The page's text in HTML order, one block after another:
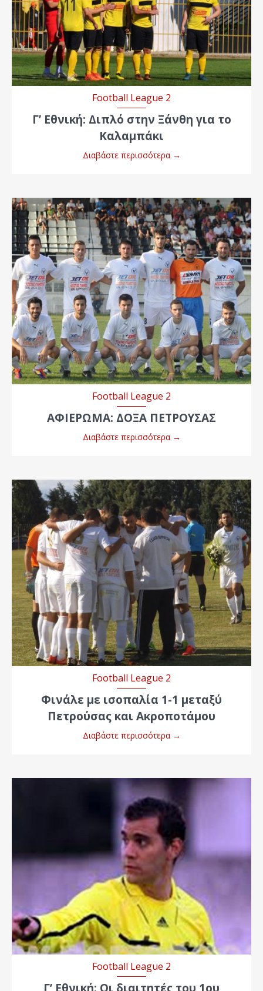
Football League 2
Γ’ Εθνική: Διπλό στην Ξάνθη για το
Καλαμπάκι
Διαβάστε περισσότερα →
Football League 2
ΑΦΙΕΡΩΜΑ: ΔΟΞΑ ΠΕΤΡΟΥΣΑΣ
Διαβάστε περισσότερα →
Football League 2
Φινάλε με ισοπαλία 1-1 μεταξύ
Πετρούσας και Ακροποτάμου
Διαβάστε περισσότερα →
Football League 2
Γ’ Εθνική: Οι διαιτητές του 1ου